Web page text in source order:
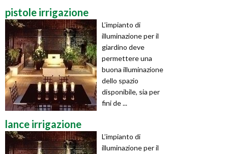
pistole irrigazione
L’impianto di
illuminazione per il
giardino deve
permettere una
buona illuminazione
dello spazio
disponibile, sia per
fini de ...
lance irrigazione
L’impianto di
illuminazione per il